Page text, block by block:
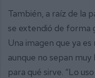
También, a raíz de la
se extendió de forma
Una imagen que ya
aunque no sepan
para qué sirve. “Lo